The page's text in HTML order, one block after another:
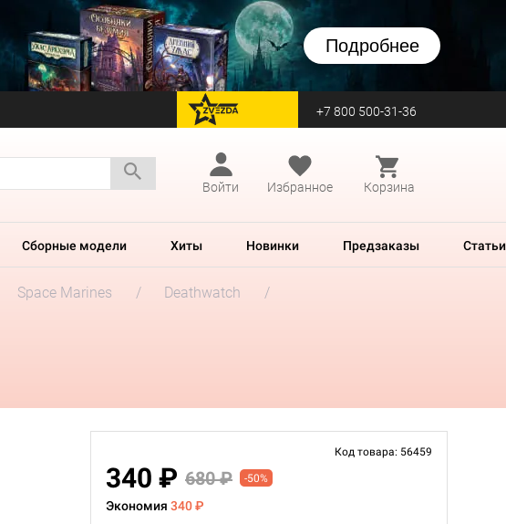
Подробнее
перейти на Zvezda +7 800 500-31-36
Войти
Избранное Корзина
Сборные модели Хиты Новинки Предзаказы Статьи
Space Marines
Deathwatch
Код товара: 56459
340 ₽ 680 ₽ -50%
Экономия 340 ₽